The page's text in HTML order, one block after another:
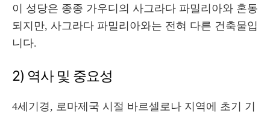
이 성당은 종종 가우디의 사그라다 파밀리아와 혼동
되지만, 사그라다 파밀리아와는 전혀 다른 건축물입
니다.
2) 역사 및 중요성
4세기경, 로마제국 시절 바르셀로나 지역에 초기 기